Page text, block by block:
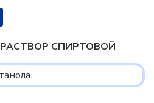
РАСТВОР СПИРТОВОЙ